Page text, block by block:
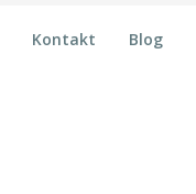
Kontakt Blog